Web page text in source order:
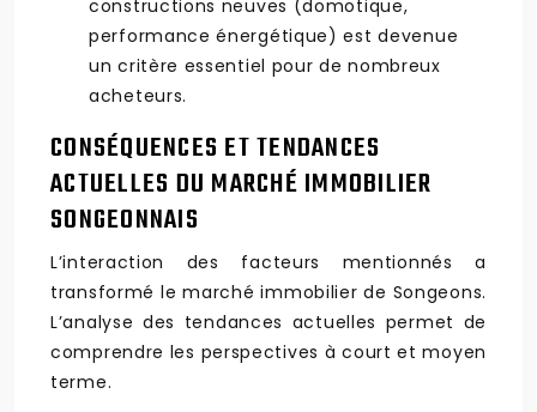
constructions neuves (domotique,
performance énergétique) est devenue
un critère essentiel pour de nombreux
acheteurs.
CONSÉQUENCES ET TENDANCES
ACTUELLES DU MARCHÉ IMMOBILIER
SONGEONNAIS
L’interaction des facteurs mentionnés a
transformé le marché immobilier de Songeons.
L’analyse des tendances actuelles permet de
comprendre les perspectives à court et moyen
terme.